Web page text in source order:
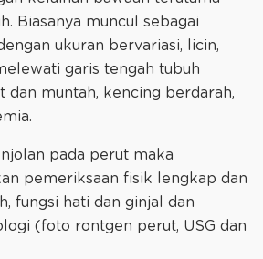
Biasanya muncul sebagai
ukuran bervariasi, licin,
garis tengah tubuh
dan muntah, kencing berdarah,
pada perut maka
pemeriksaan fisik lengkap dan
fungsi hati dan ginjal dan
(foto rontgen perut, USG dan